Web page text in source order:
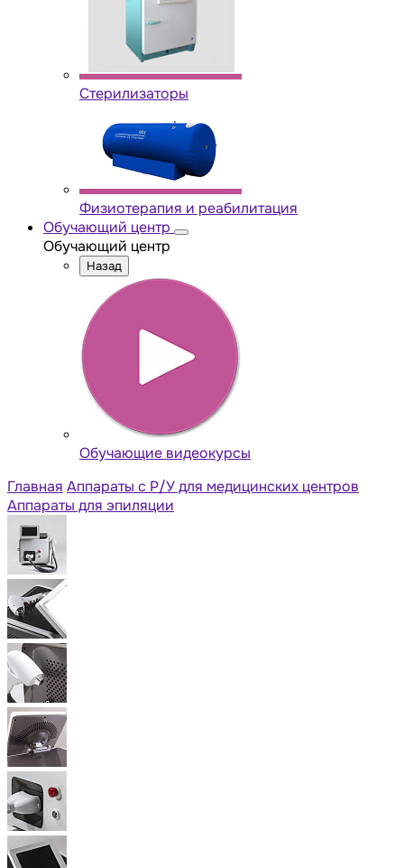
Стерилизаторы
Физиотерапия и реабилитация
Обучающий центр
Обучающий центр
Назад
Обучающие видеокурсы
Главная Аппараты с Р/У для медицинских центров
Аппараты для эпиляции